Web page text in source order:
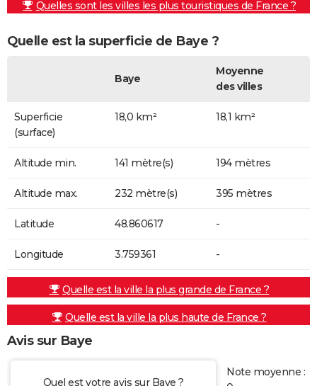
Quelles sont les villes les plus touristiques de France ?
Quelle est la superficie de Baye ?
Baye
Moyenne
des villes
Superficie
(surface)
18,0 km² 18,1 km²
Altitude min. 141 mètre(s) 194 mètres
Altitude max. 232 mètre(s) 395 mètres
Latitude 48.860617 -
Longitude 3.759361 -
Quelle est la ville la plus grande de France ?
Quelle est la ville la plus haute de France ?
Avis sur Baye
Quel est votre avis sur Baye ?
Note moyenne :